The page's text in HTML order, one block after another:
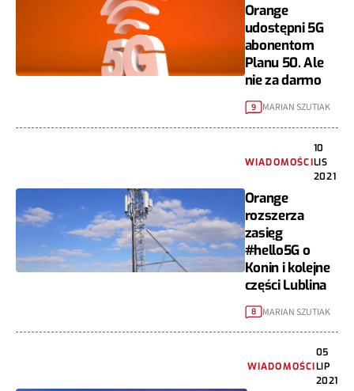
Orange
udostępni 5G
abonentom
Planu 50. Ale
nie za darmo
9 MARIAN SZUTIAK
WIADOMOŚCI
10
LIS
2021
Orange
rozszerza
zasięg
#hello5G o
Konin i kolejne
części Lublina
8 MARIAN SZUTIAK
WIADOMOŚCI
05
LIP
2021